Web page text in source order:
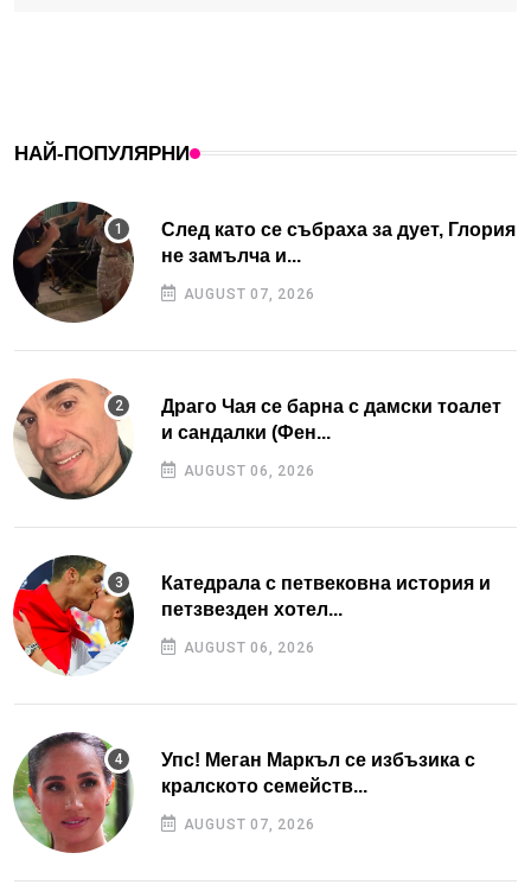
НАЙ-ПОПУЛЯРНИ
След като се събраха за дует, Глория
не замълча и...
AUGUST 07, 2026
Драго Чая се барна с дамски тоалет
и сандалки (Фен...
AUGUST 06, 2026
Катедрала с петвековна история и
петзвезден хотел...
AUGUST 06, 2026
Упс! Меган Маркъл се избъзика с
кралското семейств...
AUGUST 07, 2026